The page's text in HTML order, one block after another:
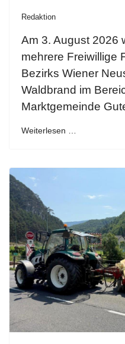
Redaktion
Am 3. August 2026
mehrere Freiwillige
Bezirks Wiener
Waldbrand im
Marktgemeinde
Weiterlesen …